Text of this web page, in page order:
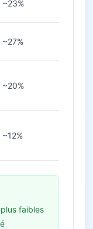
~23%
~27%
~20%
~12%
faibles